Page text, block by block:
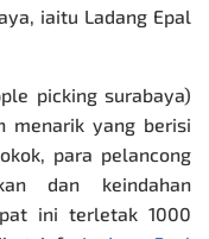
iaitu Ladang Epal
picking surabaya)
menarik yang berisi
para pelancong
dan keindahan
ini terletak 1000